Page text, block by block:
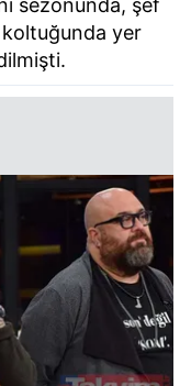
sezonunda, şef
koltuğunda yer